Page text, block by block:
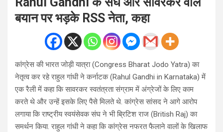
बयान पर भड़के RSS नेता, कहा
कांग्रेस की भारत जोड़ी यात्रा (Congress Bharat Jodo Yatra) का
नेतृत्व कर रहे राहुल गांधी ने कर्नाटक (Rahul Gandhi in Karnataka) में
एक रैली में कहा कि सावरकर स्वतंत्रता संग्राम में अंग्रेजों के लिए काम
करते थे और उन्हें इसके लिए पैसे मिलते थे. कांग्रेस सांसद ने आगे आरोप
लगाया कि राष्ट्रीय स्वयंसेवक संघ ने भी ब्रिटिश राज (British Raj) का
समर्थन किया. राहुल गांधी ने कहा कि कांग्रेस नफरत फैलाने वालों के खिलाफ